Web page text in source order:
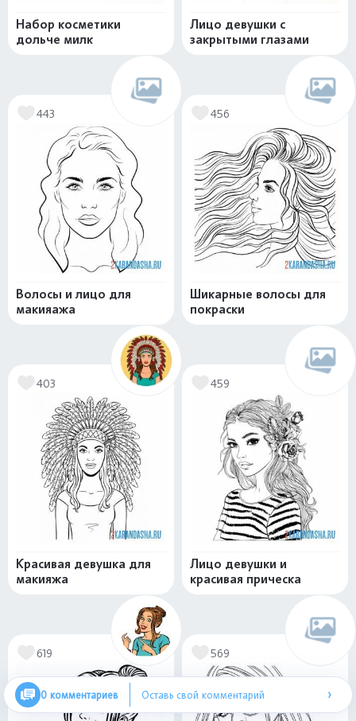
Набор косметики
дольче милк
Лицо девушки с
закрытыми глазами
443
Волосы и лицо для
макияажа
456
Шикарные волосы для
покраски
403
Красивая девушка для
макияжа
459
Лицо девушки и
красивая прическа
619 569
0 комментариев Оставь свой комментарий ›